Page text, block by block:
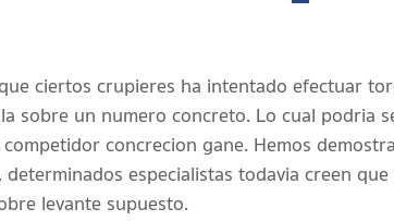
ciertos crupieres ha intentado efectuar
sobre un numero concreto. Lo cual podria
concrecion gane. Hemos
especialistas todavia creen
levante supuesto.